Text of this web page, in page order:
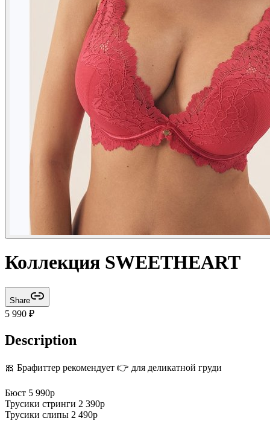
Коллекция SWEETHEART
Share
5 990 ₽
Description
🎀 Брафиттер рекомендует 👉 для деликатной груди
Бюст 5 990р
Трусики стринги 2 390р
Трусики слипы 2 490р